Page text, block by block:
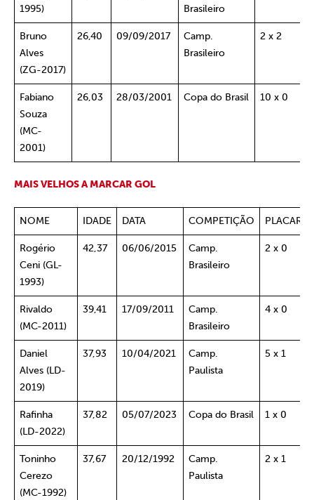
1995)
Brasileiro
Bruno
Alves
(ZG-2017)
26,40 09/09/2017
Camp.
Brasileiro
2 x 2
Fabiano
Souza
(MC-
2001)
26,03 28/03/2001 Copa do Brasil 10 x 0
MAISVELHOSA MARCAR GOL
NOME IDADE DATA COMPETIÇÃO PLACAR
Rogério
Ceni (GL-
1993)
42,37 06/06/2015
Camp.
Brasileiro
2 x 0
Rivaldo
(MC-2011)
39,41 17/09/2011
Camp.
Brasileiro
4 x 0
Daniel
Alves (LD-
2019)
37,93 10/04/2021
Camp.
Paulista
5 x 1
Rafinha
(LD-2022)
37,82 05/07/2023 Copa do Brasil 1 x 0
Toninho
Cerezo
(MC-1992)
37,67 20/12/1992
Camp.
Paulista
2 x 1